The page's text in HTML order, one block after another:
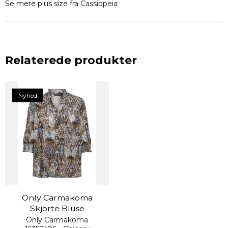
Se mere plus size fra Cassiopeia
Relaterede produkter
Nyhed
Only Carmakoma
Skjorte Bluse
Only Carmakoma